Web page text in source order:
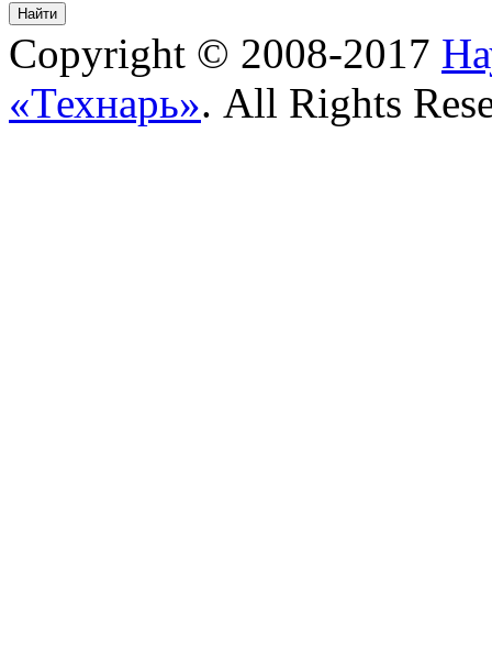
Copyright © 2008-2017
«Технарь». All Rights